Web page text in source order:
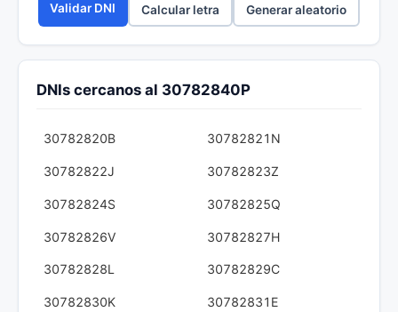
Validar DNI Calcular letra Generar aleatorio
DNIs cercanos al 30782840P
30782820B 30782821N
30782822J 30782823Z
30782824S 30782825Q
30782826V 30782827H
30782828L 30782829C
30782830K 30782831E